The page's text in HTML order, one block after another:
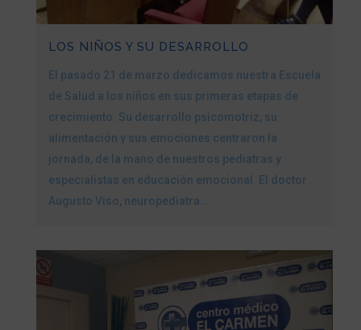
LOS NIÑOS Y SU DESARROLLO
El pasado 21 de marzo dedicamos nuestra Escuela
de Salud a los niños en sus primeras etapas de
crecimiento. Su desarrollo psicomotriz, su
alimentación y sus emociones centraron la
jornada, de la mano de nuestros pediatras y
especialistas en educación emocional. El doctor
Augusto Viso, neuropediatra...